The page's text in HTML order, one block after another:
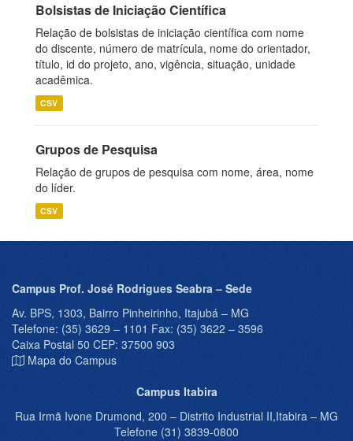
Bolsistas de Iniciação Científica
Relação de bolsistas de iniciação científica com nome
do discente, número de matrícula, nome do orientador,
título, id do projeto, ano, vigência, situação, unidade
acadêmica.
CSV
Grupos de Pesquisa
Relação de grupos de pesquisa com nome, área, nome
do líder.
CSV
Campus Prof. José Rodrigues Seabra – Sede
Av. BPS, 1303, Bairro Pinheirinho, Itajubá – MG
Telefone: (35) 3629 – 1101 Fax: (35) 3622 – 3596
Caixa Postal 50 CEP: 37500 903
Mapa do Campus
Campus Itabira
Rua Irmã Ivone Drumond, 200 – Distrito Industrial II,Itabira – MG
Telefone (31) 3839-0800